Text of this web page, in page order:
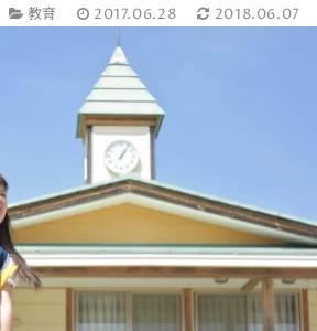
教育 2017.06.28 2018.06.07